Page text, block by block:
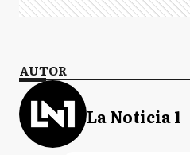
AUTOR
La Noticia 1